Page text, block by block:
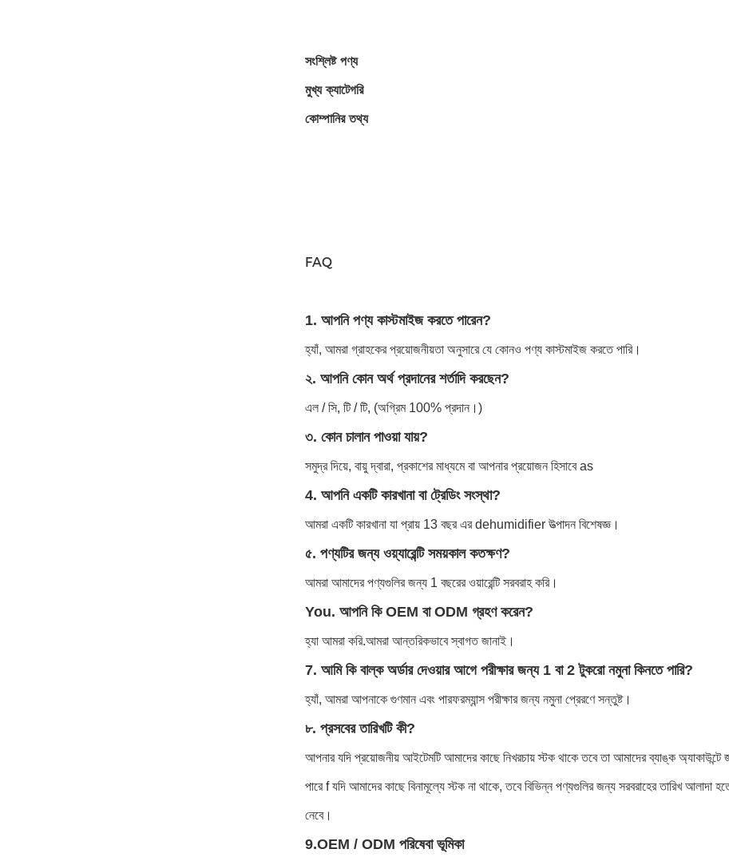
সংশ্লিষ্ট পণ্য
মুখ্য ক্যাটেগরি
কোম্পানির তথ্য
FAQ
1. আপনি পণ্য কাস্টমাইজ করতে পারেন?
হ্যাঁ, আমরা গ্রাহকের প্রয়োজনীয়তা অনুসারে যে কোনও পণ্য কাস্টমাইজ করতে পারি।
২. আপনি কোন অর্থ প্রদানের শর্তাদি করছেন?
এল / সি, টি / টি, (অগ্রিম 100% প্রদান।)
৩. কোন চালান পাওয়া যায়?
সমুদ্র দিয়ে, বায়ু দ্বারা, প্রকাশের মাধ্যমে বা আপনার প্রয়োজন হিসাবে as
4. আপনি একটি কারখানা বা ট্রেডিং সংস্থা?
আমরা একটি কারখানা যা প্রায় 13 বছর এর dehumidifier উত্পাদন বিশেষজ্ঞ।
৫. পণ্যটির জন্য ওয়্যারেন্টি সময়কাল কতক্ষণ?
আমরা আমাদের পণ্যগুলির জন্য 1 বছরের ওয়ারেন্টি সরবরাহ করি।
You. আপনি কি OEM বা ODM গ্রহণ করেন?
হ্যা আমরা করি.আমরা আন্তরিকভাবে স্বাগত জানাই।
7. আমি কি বাল্ক অর্ডার দেওয়ার আগে পরীক্ষার জন্য 1 বা 2 টুকরো নমুনা কিনতে পারি?
হ্যাঁ, আমরা আপনাকে গুণমান এবং পারফরম্যান্স পরীক্ষার জন্য নমুনা প্রেরণে সন্তুষ্ট।
৮. প্রসবের তারিখটি কী?
আপনার যদি প্রয়োজনীয় আইটেমটি আমাদের কাছে নিখরচায় স্টক থাকে তবে তা আমাদের ব্যাঙ্ক
পারে f যদি আমাদের কাছে বিনামূল্যে স্টক না থাকে, তবে বিভিন্ন পণ্যগুলির জন্য সরবরাহের তারিখ
নেবে।
9.OEM / ODM পরিষেবা ভূমিকা